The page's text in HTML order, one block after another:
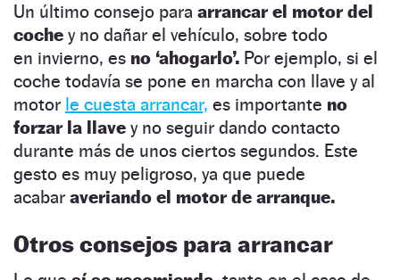
Un último consejo para arrancar el motor del
coche y no dañar el vehículo, sobre todo
en invierno, es no ‘ahogarlo’. Por ejemplo, si el
coche todavía se pone en marcha con llave y al
motor le cuesta arrancar, es importante no
forzar la llave y no seguir dando contacto
durante más de unos ciertos segundos. Este
gesto es muy peligroso, ya que puede
acabar averiando el motor de arranque.
Otros consejos para arrancar